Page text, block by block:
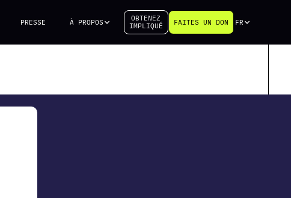
PRESSE À PROPOS
OBTENEZ
IMPLIQUÉ
FAITES UN DON FR